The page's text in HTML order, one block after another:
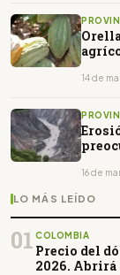
14 de
16 de
LO MÁS LEÍDO
01 COLOMBIA
Precio del
2026. Abrirá